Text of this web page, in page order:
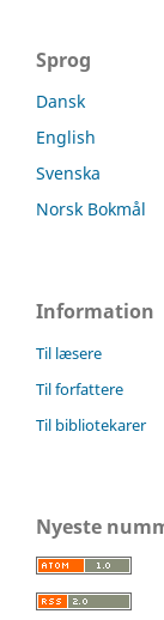
Sprog
Dansk
English
Svenska
Norsk Bokmål
Information
Til læsere
Til forfattere
Til bibliotekarer
Nyeste